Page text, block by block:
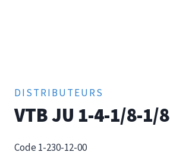
DISTRIBUTEURS
VTB JU 1-4-1/8-1/8
Code 1-230-12-00